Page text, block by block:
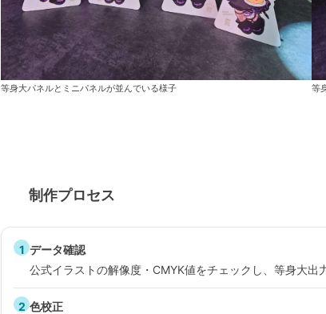
等身大パネルとミニパネルが並んでいる様子 等
制作プロセス
1 データ確認
公式イラストの解像度・CMYK値をチェックし、等身大出
2 色校正